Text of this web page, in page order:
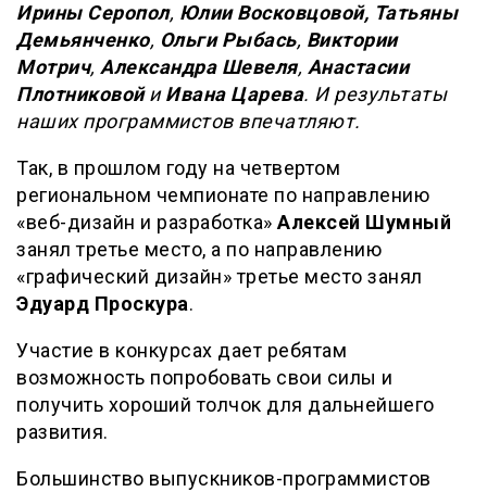
Ирины Серопол, Юлии Восковцовой, Татьяны
Демьянченко, Ольги Рыбась, Виктории
Мотрич, Александра Шевеля, Анастасии
ПлотниковойиИвана Царева. И результаты
наших программистов впечатляют.
Так, в прошлом году на четвертом
региональном чемпионате по направлению
«веб-дизайн и разработка» Алексей Шумный
занял третье место, а по направлению
«графический дизайн» третье место занял
Эдуард Проскура.
Участие в конкурсах дает ребятам
возможность попробовать свои силы и
получить хороший толчок для дальнейшего
развития.
Большинство выпускников-программистов